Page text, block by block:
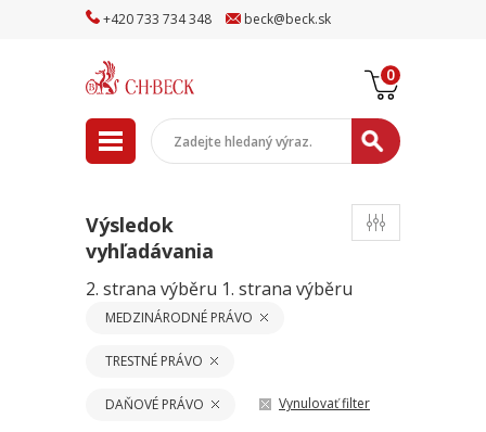
+420733 734348 beck@beck.sk
0
Výsledok
vyhľadávania
2. strana výběru 1. strana výběru
MEDZINÁRODNÉ PRÁVO
TRESTNÉ PRÁVO
DAŇOVÉ PRÁVO Vynulovať filter